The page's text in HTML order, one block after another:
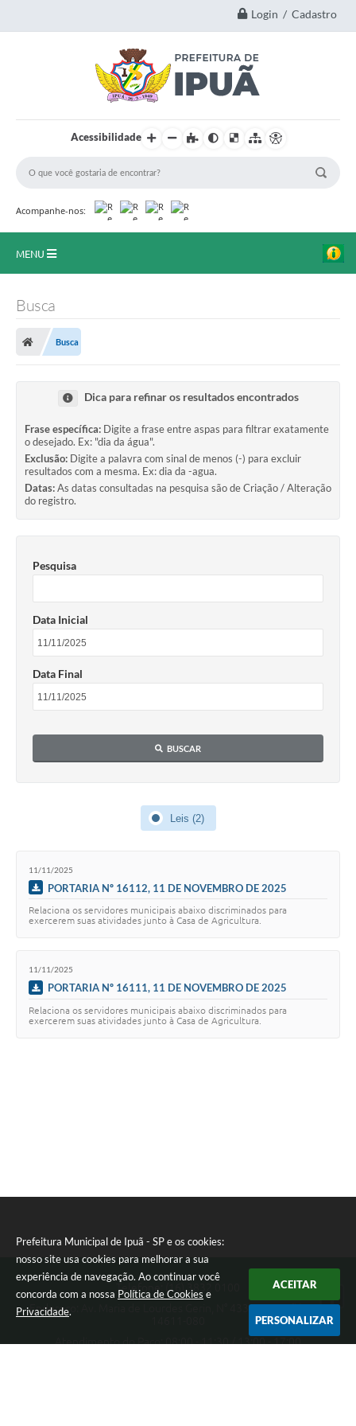
Prefeitura Municipal de Ipuã - SP e os cookies:
nosso site usa cookies para melhorar a sua
experiência de navegação. Ao continuar você
concorda com a nossa Política de Cookies e
Privacidade.
ACEITAR
PERSONALIZAR
Login / Cadastro
Acessibilidade
Acompanhe-nos:
MENU
Secretarias
Imprensa Oficial
Outras Opções
Obras
Galeria de Vídeos
Contas Públicas
Links
Agenda
SIC
Busca
Busca
Dica para refinar os resultados encontrados
Frase específica: Digite a frase entre aspas para filtrar exatamente
o desejado. Ex: "dia da água".
Exclusão: Digite a palavra com sinal de menos (-) para excluir
resultados com a mesma. Ex: dia da -agua.
Datas:As datas consultadas na pesquisa são de Criação / Alteração
do registro.
Pesquisa
Data Inicial
Data Final
BUSCAR
Leis (2)
11/11/2025
PORTARIA Nº 16112, 11 DE NOVEMBRO DE 2025
Relaciona os servidores municipais abaixo discriminados para
exercerem suas atividades junto à Casa de Agricultura.
11/11/2025
PORTARIA Nº 16111, 11 DE NOVEMBRO DE 2025
Relaciona os servidores municipais abaixo discriminados para
exercerem suas atividades junto à Casa de Agricultura.
Telefone: (16) 3832 0100
Endereço: Av. Maria de Lourdes Gerin, N° 433 - Pampuã | CEP:
Atendimento do Paço: 08:00 - 11:30 / 13:00 - 17:00